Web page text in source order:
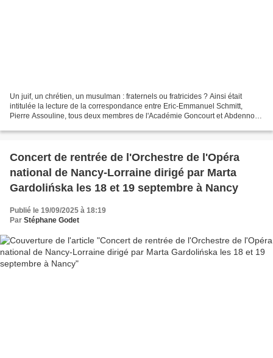
Un juif, un chrétien, un musulman : fraternels ou fratricides ? Ainsi était
intitulée la lecture de la correspondance entre Eric-Emmanuel Schmitt,
Pierre Assouline, tous deux membres de l'Académie Goncourt et Abdennour
Concert de rentrée de l'Orchestre de l'Opéra
national de Nancy-Lorraine dirigé par Marta
Gardolińska les 18 et 19 septembre à Nancy
Publié le 19/09/2025 à 18:19
Par Stéphane Godet